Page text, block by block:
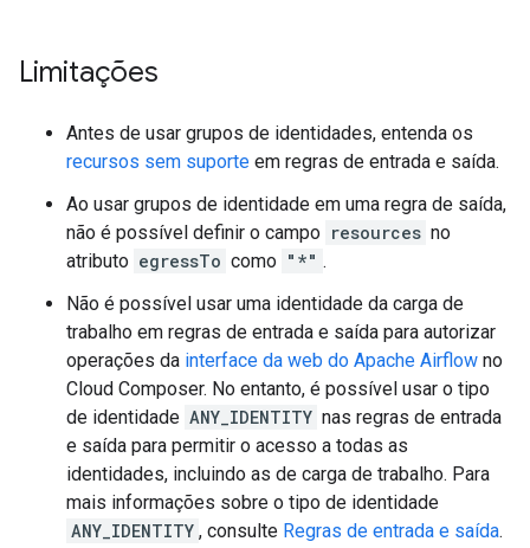
Limitações
Antes de usar grupos de identidades, entenda os
recursos sem suporte em regras de entrada e saída.
Ao usar grupos de identidade em uma regra de saída,
não é possível definir o campo resources no
atributo egressTo como "*" .
Não é possível usar uma identidade da carga de
trabalho em regras de entrada e saída para autorizar
operações da interface da web do Apache Airflow no
Cloud Composer. No entanto, é possível usar o tipo
de identidade ANY_IDENTITY nas regras de entrada
e saída para permitir o acesso a todas as
identidades, incluindo as de carga de trabalho. Para
mais informações sobre o tipo de identidade
ANY_IDENTITY , consulte Regras de entrada e saída.